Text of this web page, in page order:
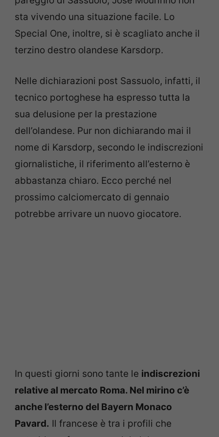
sta vivendo una situazione facile. Lo
Special One, inoltre, si è scagliato anche il
terzino destro olandese Karsdorp.
Nelle dichiarazioni post Sassuolo, infatti, il
tecnico portoghese ha espresso tutta la
sua delusione per la prestazione
dell’olandese. Pur non dichiarando mai il
nome di Karsdorp, secondo le indiscrezioni
giornalistiche, il riferimento all’esterno è
abbastanza chiaro. Ecco perché nel
prossimo calciomercato di gennaio
potrebbe arrivare un nuovo giocatore.
In questi giorni sono tante le indiscrezioni
relative al mercato Roma. Nel mirino c’è
anche l’esterno del Bayern Monaco
Pavard. Il francese è tra i profili che